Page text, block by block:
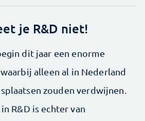
je R&D niet!
dit jaar een enorme
alleen al in Nederland
zouden verdwijnen.
R&D is echter van